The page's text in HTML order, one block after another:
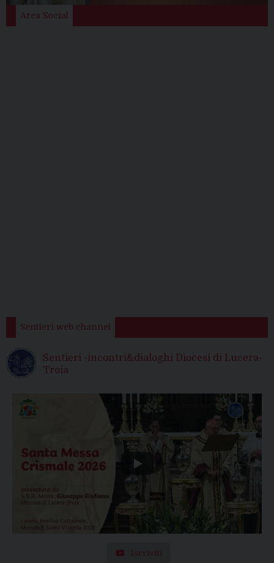
Area Social
Sentieri web channel
Sentieri -incontri&dialoghi Diocesi di Lucera-
Troia
Iscriviti